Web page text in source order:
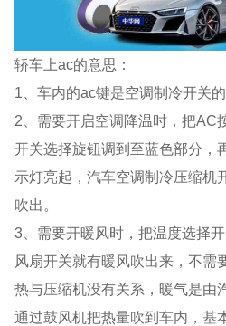
轿车上ac的意思：
1、车内的ac键是空调制冷开关的
2、需要开启空调降温时，把AC
开关选择旋钮调到至蓝色部分，
示灯亮起，汽车空调制冷压缩机
吹出。
3、需要开暖风时，把温度选择
风扇开关就有暖风吹出来，不需
热与压缩机没有关系，暖气是由
通过鼓风机把热量吹到车内，基